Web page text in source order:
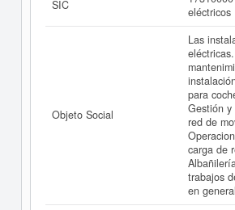
CARGADORES DE COCHES
SOCIEDAD LIMITADA. y consultar los
años de actividad, así como los
resultados disponibles.
La última actualización del informe de
realizado el 03/09/2025.
SIC
eléctricos
Objeto Social
Las
para
Gestión y
red de
carga de
trabajos
en general